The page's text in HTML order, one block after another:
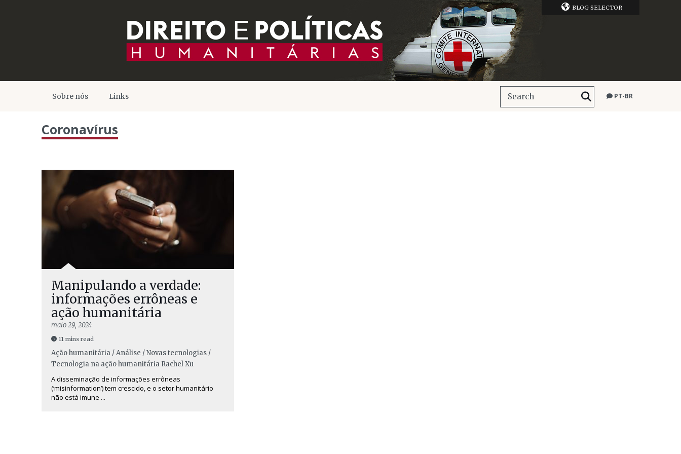
BLOG SELECTOR
Sobre nós Links PT-BR
Coronavírus
Manipulando a verdade:
informações errôneas e
ação humanitária
maio 29, 2024
11 mins read
Ação humanitária / Análise / Novas tecnologias /
Tecnologia na ação humanitária Rachel Xu
A disseminação de informações errôneas
(‘misinformation’) tem crescido, e o setor humanitário
não está imune ...